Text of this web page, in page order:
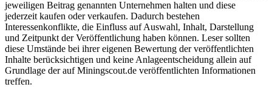
jeweiligen Beitrag genannten Unternehmen halten und diese
jederzeit kaufen oder verkaufen. Dadurch bestehen
Interessenkonflikte, die Einfluss auf Auswahl, Inhalt, Darstellung
und Zeitpunkt der Veröffentlichung haben können. Leser sollten
diese Umstände bei ihrer eigenen Bewertung der veröffentlichten
Inhalte berücksichtigen und keine Anlageentscheidung allein auf
Grundlage der auf Miningscout.de veröffentlichten Informationen
treffen.